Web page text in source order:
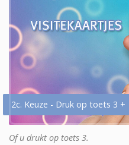
2c. Keuze - Druk op toets 3 +
Of u drukt op toets 3.